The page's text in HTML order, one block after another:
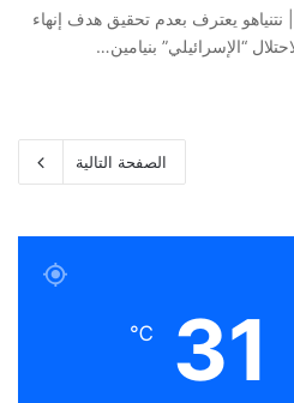
يعترف بعدم تحقيق هدف إنهاء
“الإسرائيلي” بنيامين…
الصفحة التالية
31
℃